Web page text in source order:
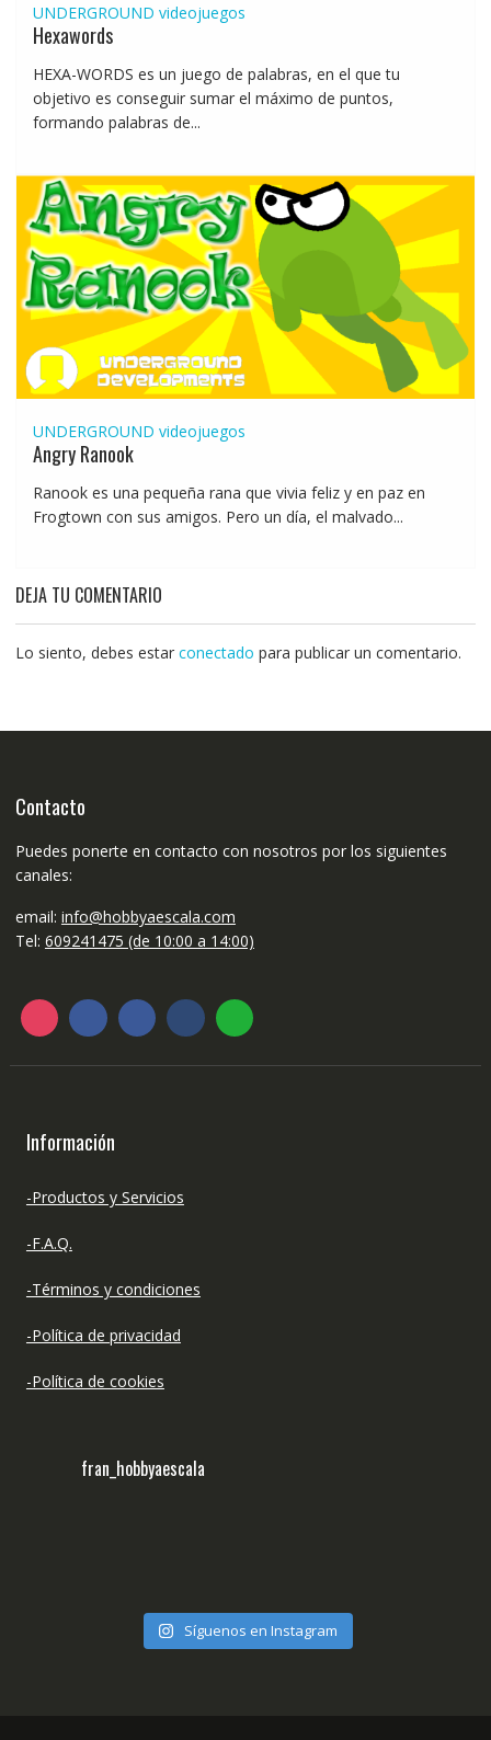
UNDERGROUND videojuegos
Hexawords
HEXA-WORDS es un juego de palabras, en el que tu
objetivo es conseguir sumar el máximo de puntos,
formando palabras de...
UNDERGROUND videojuegos
Angry Ranook
Ranook es una pequeña rana que vivia feliz y en paz en
Frogtown con sus amigos. Pero un día, el malvado...
DEJA TU COMENTARIO
Lo siento, debes estar conectado para publicar un comentario.
Contacto
Puedes ponerte en contacto con nosotros por los siguientes
canales:
email: info@hobbyaescala.com
Tel: 609241475 (de 10:00 a 14:00)
Información
-Productos y Servicios
-F.A.Q.
-Términos y condiciones
-Política de privacidad
-Política de cookies
fran_hobbyaescala
Síguenos en Instagram